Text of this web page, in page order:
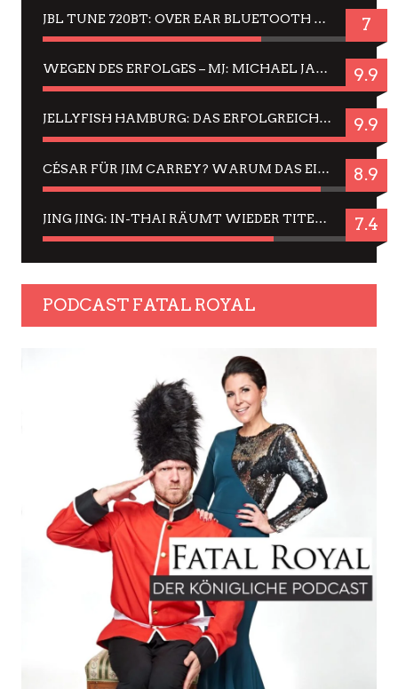
JBL TUNE 720BT: OVER EAR BLUETOOTH KOPFHÖRER UM DIE 50,-€ IM DAUER-TEST 7
WEGEN DES ERFOLGES – MJ: MICHAEL JACKSON MUSICAL IN EINER MATINEE SEHEN 9.9
JELLYFISH HAMBURG: DAS ERFOLGREICHE SOMMER-MENÜ 2025 IN GEFÜHLEN UND BILDERN 9.9
CÉSAR FÜR JIM CARREY? WARUM DAS EINER DER NERVIGSTEN ACTORS IST UND BLEIBT 8.9
JING JING: IN-THAI RÄUMT WIEDER TITEL AB – EIN ZWEI-STUNDEN-ERLEBNISBERICHT 7.4
PODCAST FATAL ROYAL